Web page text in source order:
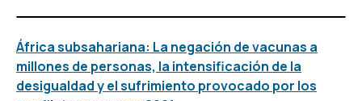
África subsahariana: La negación de vacunas a
millones de personas, la intensificación de la
desigualdad y el sufrimiento provocado por los